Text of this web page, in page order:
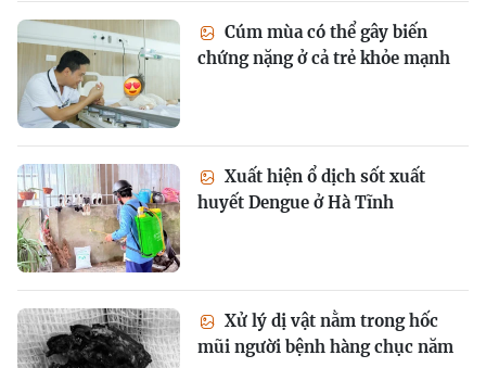
Cúm mùa có thể gây biến
chứng nặng ở cả trẻ khỏe mạnh
Xuất hiện ổ dịch sốt xuất
huyết Dengue ở Hà Tĩnh
Xử lý dị vật nằm trong hốc
mũi người bệnh hàng chục năm